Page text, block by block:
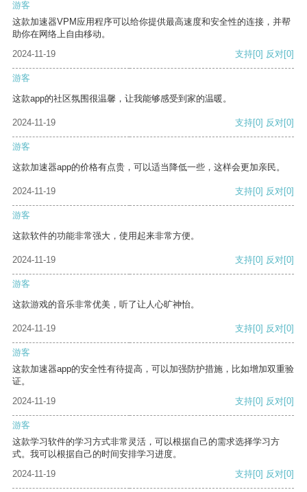
游客
这款加速器VPM应用程序可以给你提供最高速度和安全性的连接，并帮
助你在网络上自由移动。
2024-11-19
支持[0] 反对[0]
游客
这款app的社区氛围很温馨，让我能够感受到家的温暖。
2024-11-19 支持[0] 反对[0]
游客
这款加速器app的价格有点贵，可以适当降低一些，这样会更加亲民。
2024-11-19 支持[0] 反对[0]
游客
这款软件的功能非常强大，使用起来非常方便。
2024-11-19 支持[0] 反对[0]
游客
这款游戏的音乐非常优美，听了让人心旷神怡。
2024-11-19 支持[0] 反对[0]
游客
这款加速器app的安全性有待提高，可以加强防护措施，比如增加双重验
证。
2024-11-19
支持[0] 反对[0]
游客
这款学习软件的学习方式非常灵活，可以根据自己的需求选择学习方
式。我可以根据自己的时间安排学习进度。
2024-11-19
支持[0] 反对[0]